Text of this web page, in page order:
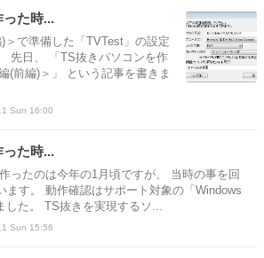
た時...
＞で準備した「TVTest」の設定
先日、 「TS抜きパソコンを作
(前編)＞」 という記事を書きま
Sun 16:00
た時...
ったのは今年の1月頃ですが、 当時の事を回
ます。 動作確認はサポート対象の「Windows
した。 TS抜きを実現するソ...
Sun 15:56